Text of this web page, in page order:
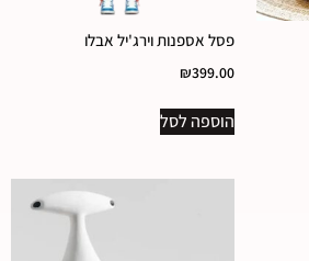
פסל אספנות וירג'יל אבלו
₪399.00
הוספה לסל